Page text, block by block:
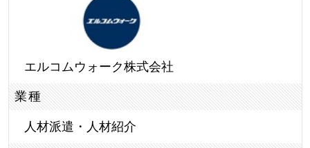
エルコムウォーク株式会社
業種
人材派遣・人材紹介